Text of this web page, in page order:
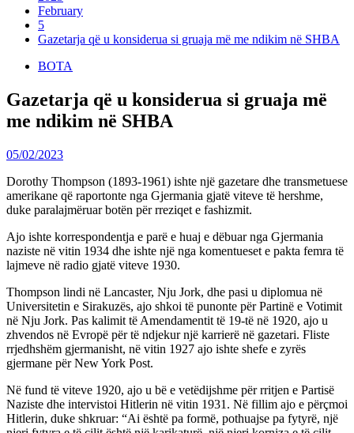
February
5
Gazetarja që u konsiderua si gruaja më me ndikim në SHBA
BOTA
Gazetarja që u konsiderua si gruaja më
me ndikim në SHBA
05/02/2023
Dorothy Thompson (1893-1961) ishte një gazetare dhe transmetuese
amerikane që raportonte nga Gjermania gjatë viteve të hershme,
duke paralajmëruar botën për rreziqet e fashizmit.
Ajo ishte korrespondentja e parë e huaj e dëbuar nga Gjermania
naziste në vitin 1934 dhe ishte një nga komentueset e pakta femra të
lajmeve në radio gjatë viteve 1930.
Thompson lindi në Lancaster, Nju Jork, dhe pasi u diplomua në
Universitetin e Sirakuzës, ajo shkoi të punonte për Partinë e Votimit
në Nju Jork. Pas kalimit të Amendamentit të 19-të në 1920, ajo u
zhvendos në Evropë për të ndjekur një karrierë në gazetari. Fliste
rrjedhshëm gjermanisht, në vitin 1927 ajo ishte shefe e zyrës
gjermane për New York Post.
Në fund të viteve 1920, ajo u bë e vetëdijshme për rritjen e Partisë
Naziste dhe intervistoi Hitlerin në vitin 1931. Në fillim ajo e përçmoi
Hitlerin, duke shkruar: “Ai është pa formë, pothuajse pa fytyrë, një